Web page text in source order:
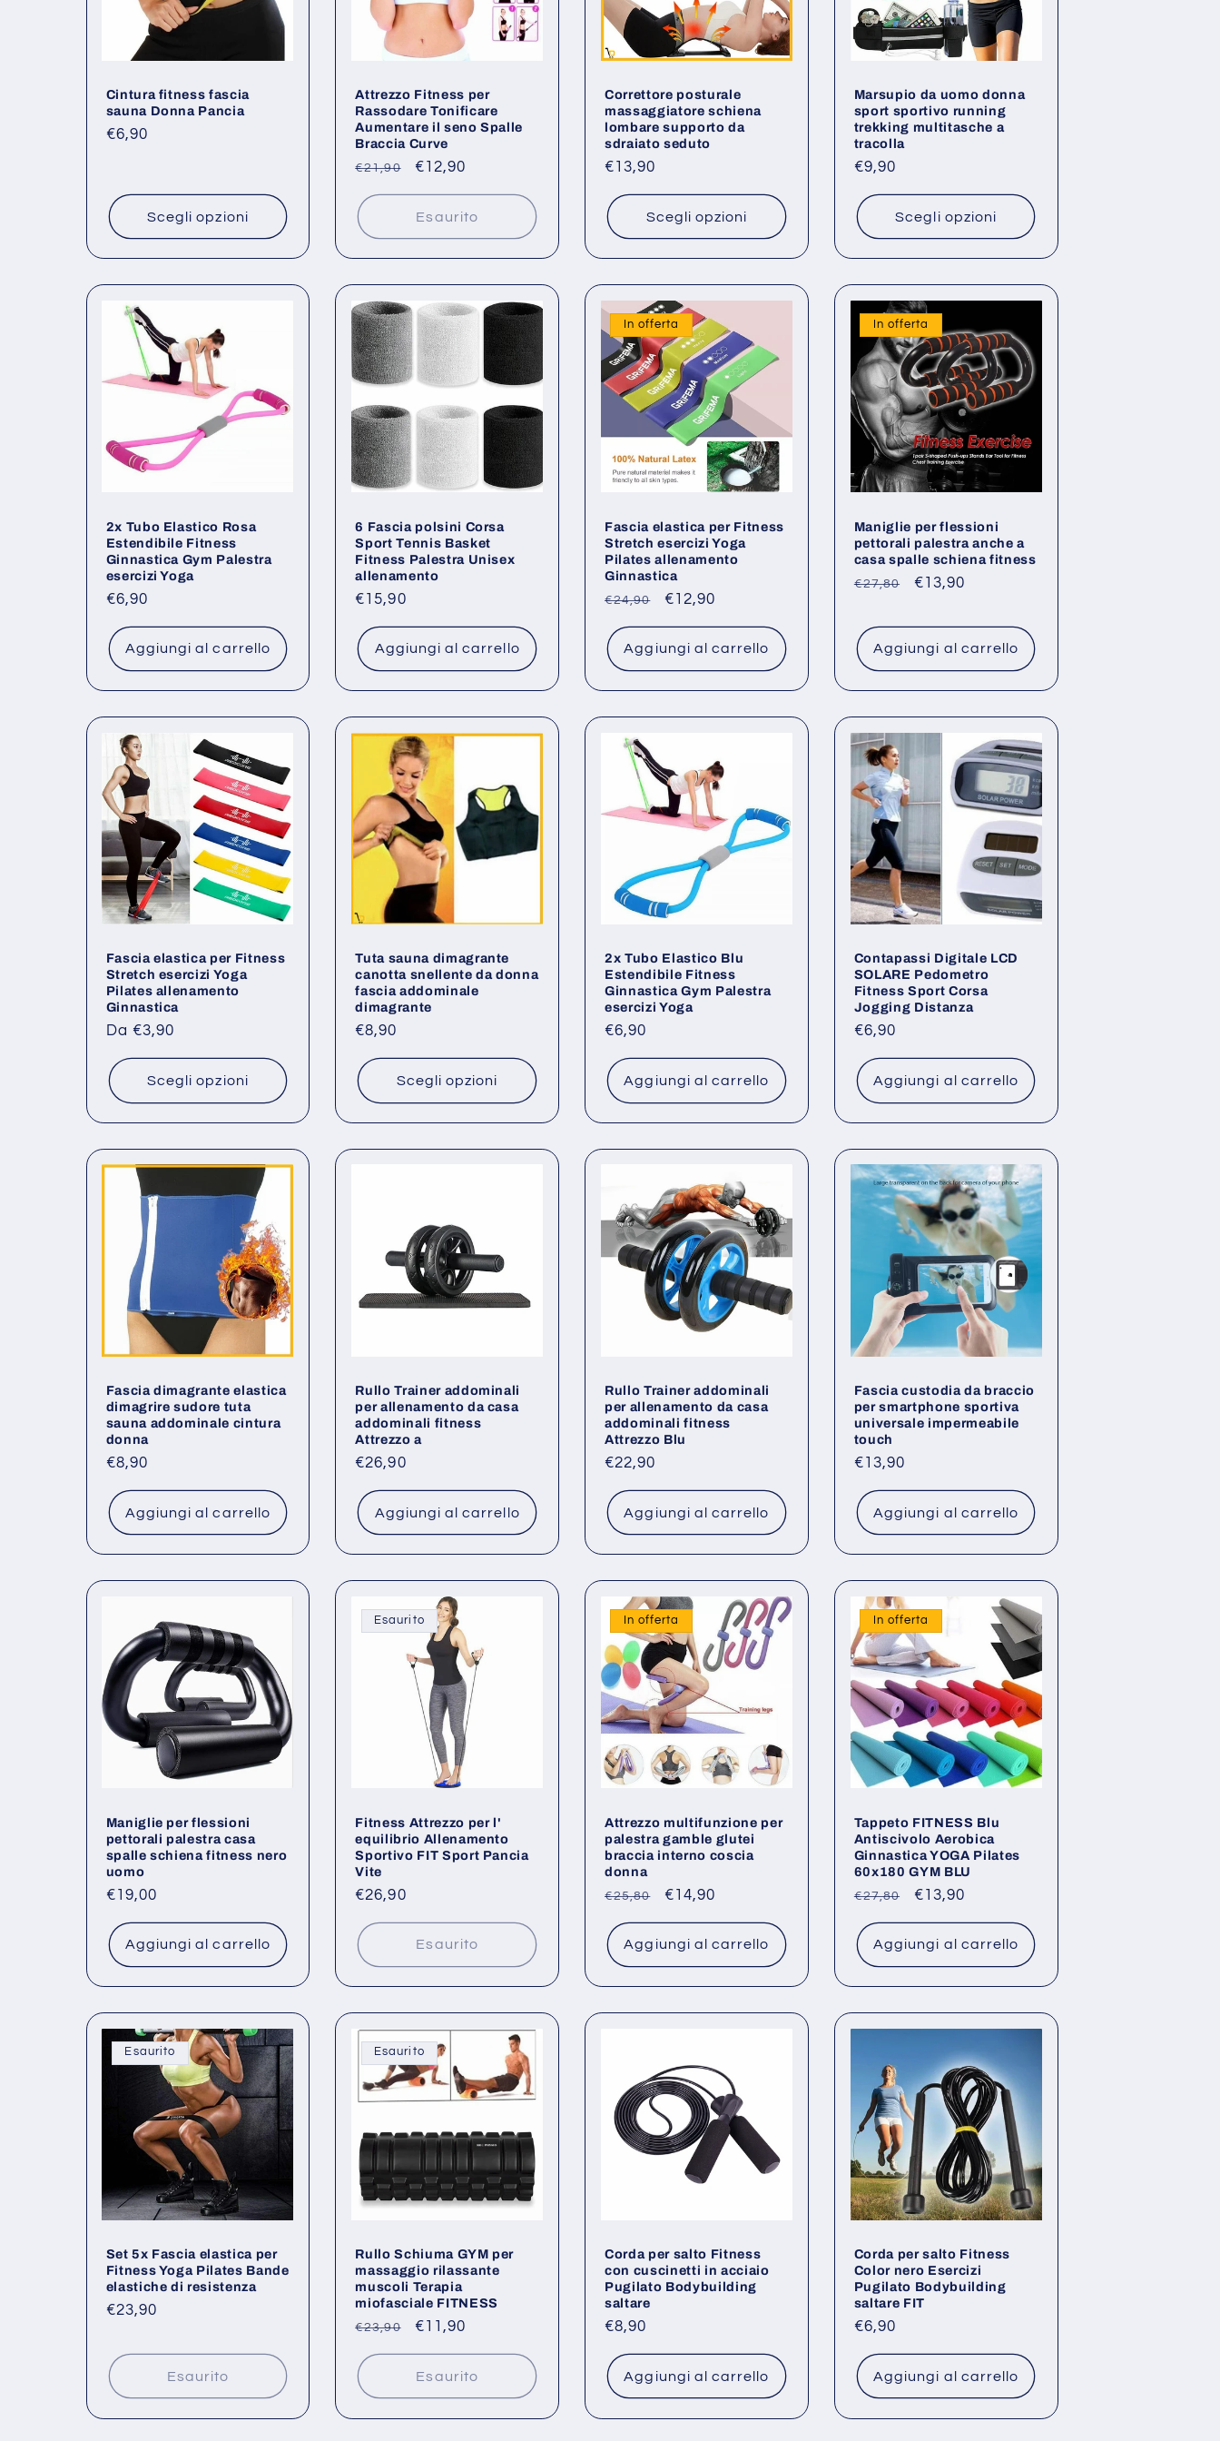
o
e
:
Cintura fitness fascia
sauna Donna Pancia
Prezzo
€6,90
Scegli opzioni
Attrezzo Fitness per
Rassodare Tonificare
Aumentare il seno Spalle
Braccia Curve
Prezzo
listino
€21,90
Prezzo
€12,90
Esaurito
Correttore posturale
massaggiatore schiena
lombare supporto da
sdraiato seduto
Prezzo
listino
€13,90
Scegli opzioni
Marsupio da uomo donna
sport sportivo running
trekking multitasche a
tracolla
Prezzo
listino
€9,90
Scegli opzioni
2x Tubo Elastico Rosa
Estendibile Fitness
Ginnastica Gym Palestra
esercizi Yoga
Prezzo
listino
€6,90
Aggiungi al carrello
6 Fascia polsini Corsa
Sport Tennis Basket
Fitness Palestra Unisex
allenamento
Prezzo
listino
€15,90
Aggiungi al carrello
In offerta
Fascia elastica per Fitness
Stretch esercizi Yoga
Pilates allenamento
Ginnastica
Prezzo
listino
€24,90
Prezzo
€12,90
Aggiungi al carrello
In offerta
Maniglie per flessioni
pettorali palestra anche a
casa spalle schiena fitness
Prezzo
listino
€27,80
Prezzo
€13,90
Aggiungi al carrello
Fascia elastica per Fitness
Stretch esercizi Yoga
Pilates allenamento
Ginnastica
Prezzo
listino
Da €3,90
Scegli opzioni
Tuta sauna dimagrante
canotta snellente da donna
fascia addominale
dimagrante
Prezzo
listino
€8,90
Scegli opzioni
2x Tubo Elastico Blu
Estendibile Fitness
Ginnastica Gym Palestra
esercizi Yoga
Prezzo
listino
€6,90
Aggiungi al carrello
Contapassi Digitale LCD
SOLARE Pedometro
Fitness Sport Corsa
Jogging Distanza
Prezzo
listino
€6,90
Aggiungi al carrello
Fascia dimagrante elastica
dimagrire sudore tuta
sauna addominale cintura
donna
Prezzo
listino
€8,90
Aggiungi al carrello
Rullo Trainer addominali
per allenamento da casa
addominali fitness
Attrezzo a
Prezzo
listino
€26,90
Aggiungi al carrello
Rullo Trainer addominali
per allenamento da casa
addominali fitness
Attrezzo Blu
Prezzo
listino
€22,90
Aggiungi al carrello
Fascia custodia da braccio
per smartphone sportiva
universale impermeabile
touch
Prezzo
listino
€13,90
Aggiungi al carrello
Maniglie per flessioni
pettorali palestra casa
spalle schiena fitness nero
uomo
Prezzo
listino
€19,00
Aggiungi al carrello
Esaurito
Fitness Attrezzo per l'
equilibrio Allenamento
Sportivo FIT Sport Pancia
Vite
Prezzo
listino
€26,90
Esaurito
In offerta
Attrezzo multifunzione per
palestra gamble glutei
braccia interno coscia
donna
Prezzo
listino
€25,80
Prezzo
€14,90
Aggiungi al carrello
In offerta
Tappeto FITNESS Blu
Antiscivolo Aerobica
Ginnastica YOGA Pilates
60x180 GYM BLU
Prezzo
listino
€27,80
Prezzo
€13,90
Aggiungi al carrello
Esaurito
Set 5x Fascia elastica per
Fitness Yoga Pilates Bande
elastiche di resistenza
Prezzo
listino
€23,90
Esaurito
Esaurito
Rullo Schiuma GYM per
massaggio rilassante
muscoli Terapia
miofasciale FITNESS
Prezzo
listino
€23,90
Prezzo
€11,90
Esaurito
Corda per salto Fitness
con cuscinetti in acciaio
Pugilato Bodybuilding
saltare
Prezzo
listino
€8,90
Aggiungi al carrello
Corda per salto Fitness
Color nero Esercizi
Pugilato Bodybuilding
saltare FIT
Prezzo
listino
€6,90
Aggiungi al carrello